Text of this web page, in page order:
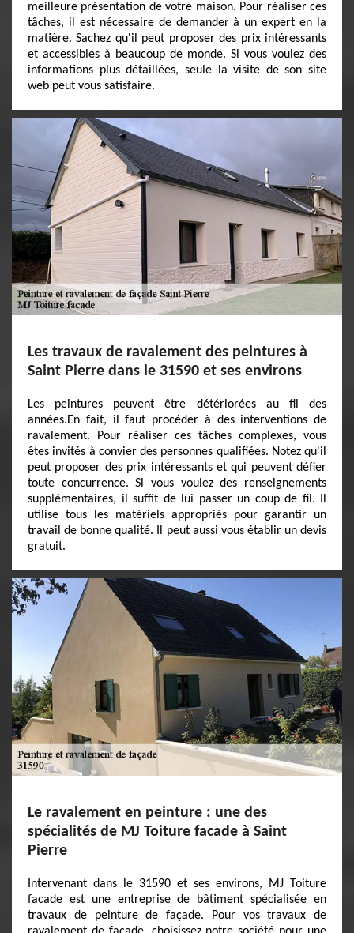
meilleure présentation de votre maison. Pour réaliser ces
tâches, il est nécessaire de demander à un expert en la
matière. Sachez qu'il peut proposer des prix intéressants
et accessibles à beaucoup de monde. Si vous voulez des
informations plus détaillées, seule la visite de son site
web peut vous satisfaire.
Les travaux de ravalement des peintures à
Saint Pierre dans le 31590 et ses environs
Les peintures peuvent être détériorées au fil des
années.En fait, il faut procéder à des interventions de
ravalement. Pour réaliser ces tâches complexes, vous
êtes invités à convier des personnes qualifiées. Notez qu'il
peut proposer des prix intéressants et qui peuvent défier
toute concurrence. Si vous voulez des renseignements
supplémentaires, il suffit de lui passer un coup de fil. Il
utilise tous les matériels appropriés pour garantir un
travail de bonne qualité. Il peut aussi vous établir un devis
gratuit.
Le ravalement en peinture : une des
spécialités de MJ Toiture facade à Saint
Pierre
Intervenant dans le 31590 et ses environs, MJ Toiture
facade est une entreprise de bâtiment spécialisée en
travaux de peinture de façade. Pour vos travaux de